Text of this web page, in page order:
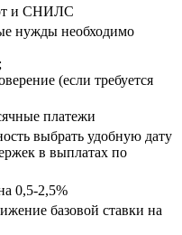
и СНИЛС
нужды необходимо
(если требуется
платежи
выбрать удобную дату
в выплатах по
0,5-2,5%
базовой ставки на